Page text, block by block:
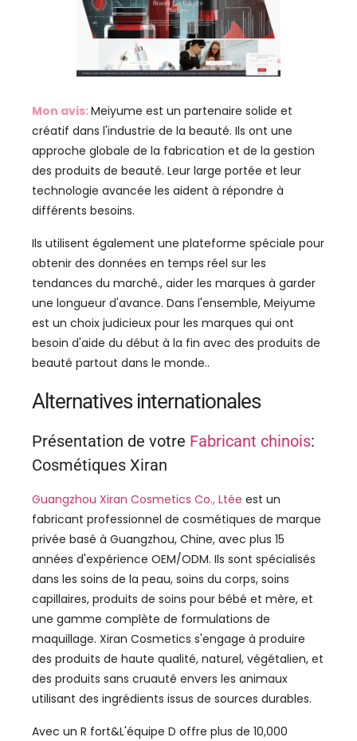
Mon avis:Meiyume est un partenaire solide et
créatif dans l'industrie de la beauté. Ils ont une
approche globale de la fabrication et de la gestion
des produits de beauté. Leur large portée et leur
technologie avancée les aident à répondre à
différents besoins.
Ils utilisent également une plateforme spéciale pour
obtenir des données en temps réel sur les
tendances du marché., aider les marques à garder
une longueur d'avance. Dans l'ensemble, Meiyume
est un choix judicieux pour les marques qui ont
besoin d'aide du début à la fin avec des produits de
beauté partout dans le monde..
Alternatives internationales
Présentation de votre Fabricant chinois:
Cosmétiques Xiran
Guangzhou Xiran Cosmetics Co., Ltée est un
fabricant professionnel de cosmétiques de marque
privée basé à Guangzhou, Chine, avec plus 15
années d'expérience OEM/ODM. Ils sont spécialisés
dans les soins de la peau, soins du corps, soins
capillaires, produits de soins pour bébé et mère, et
une gamme complète de formulations de
maquillage. Xiran Cosmetics s'engage à produire
des produits de haute qualité, naturel, végétalien, et
des produits sans cruauté envers les animaux
utilisant des ingrédients issus de sources durables.
Avec un R fort&L'équipe D offre plus de 10,000